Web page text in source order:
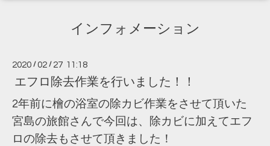
インフォメーション
2020 /02 / 27 11:18
エフロ除去作業を行いました！！
2年前に檜の浴室の除カビ作業をさせて頂いた
宮島の旅館さんで今回は、除カビに加えてエフ
ロの除去もさせて頂きました！